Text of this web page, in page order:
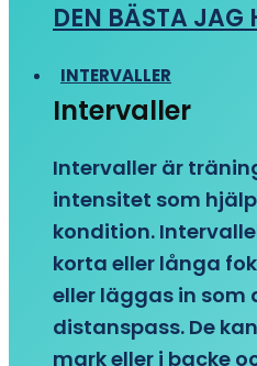
DEN BÄSTA JAG
INTERVALLER
Intervaller
Intervaller är
intensitet som
kondition.
korta eller långa
eller läggas in som
distanspass. De
mark eller i backe